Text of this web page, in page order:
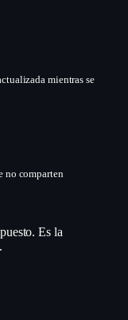
mientras se
no comparten
Es la
.